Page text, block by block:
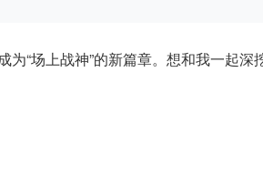
“场上战神”的新篇章。想和我一起深